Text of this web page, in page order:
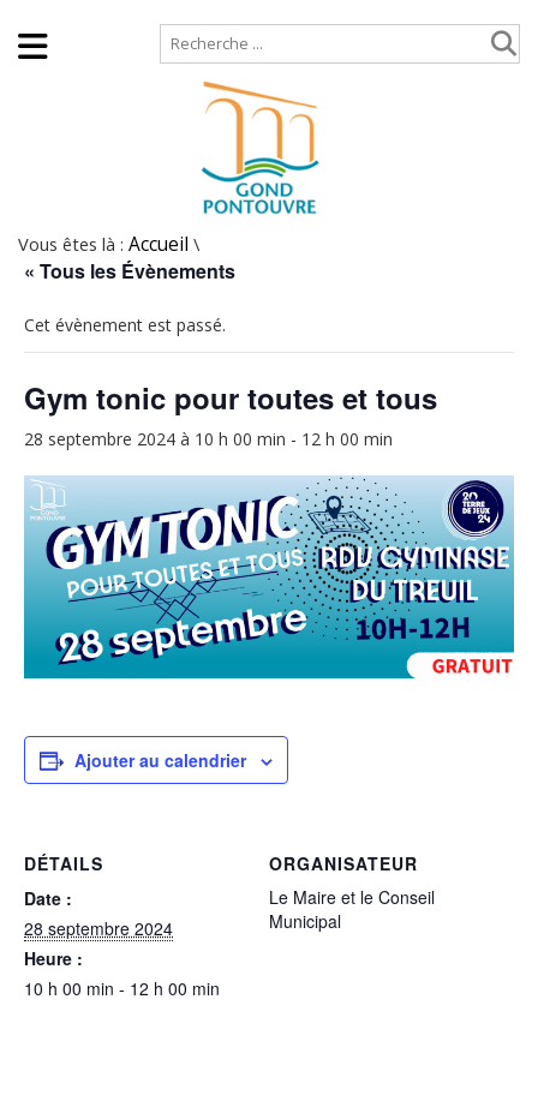
Vous êtes là : Accueil \
« Tous les Évènements
Cet évènement est passé.
Gym tonic pour toutes et tous
28 septembre 2024 à 10 h 00 min - 12 h 00 min
Ajouter au calendrier
DÉTAILS
Date :
28 septembre 2024
Heure :
10 h 00 min - 12 h 00 min
ORGANISATEUR
Le Maire et le Conseil
Municipal